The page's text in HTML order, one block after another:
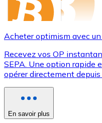
Acheter optimism avec
Recevez vos OP
SEPA. Une option rapide
opérer directement
En savoir plus